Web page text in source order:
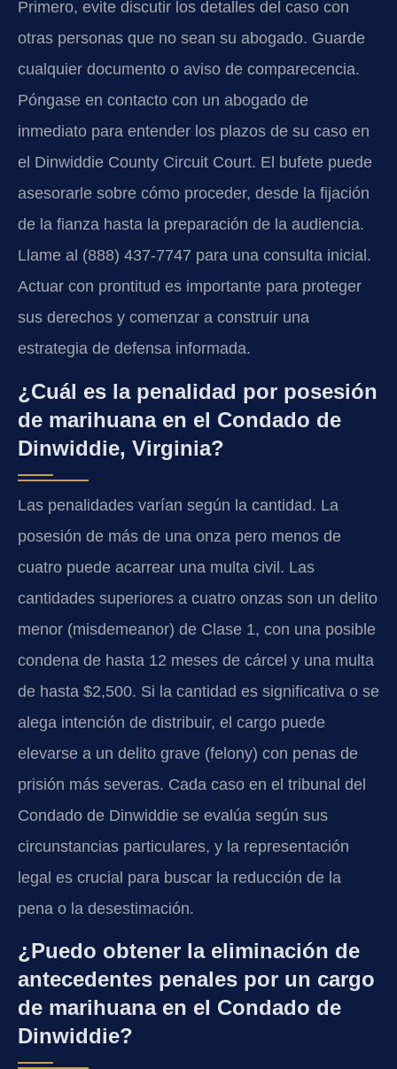
Primero, evite discutir los detalles del caso con
otras personas que no sean su abogado. Guarde
cualquier documento o aviso de comparecencia.
Póngase en contacto con un abogado de
inmediato para entender los plazos de su caso en
el Dinwiddie County Circuit Court. El bufete puede
asesorarle sobre cómo proceder, desde la fijación
de la fianza hasta la preparación de la audiencia.
Llame al (888) 437-7747 para una consulta inicial.
Actuar con prontitud es importante para proteger
sus derechos y comenzar a construir una
estrategia de defensa informada.
¿Cuál es la penalidad por posesión
de marihuana en el Condado de
Dinwiddie, Virginia?
Las penalidades varían según la cantidad. La
posesión de más de una onza pero menos de
cuatro puede acarrear una multa civil. Las
cantidades superiores a cuatro onzas son un delito
menor (misdemeanor) de Clase 1, con una posible
condena de hasta 12 meses de cárcel y una multa
de hasta $2,500. Si la cantidad es significativa o se
alega intención de distribuir, el cargo puede
elevarse a un delito grave (felony) con penas de
prisión más severas. Cada caso en el tribunal del
Condado de Dinwiddie se evalúa según sus
circunstancias particulares, y la representación
legal es crucial para buscar la reducción de la
pena o la desestimación.
¿Puedo obtener la eliminación de
antecedentes penales por un cargo
de marihuana en el Condado de
Dinwiddie?